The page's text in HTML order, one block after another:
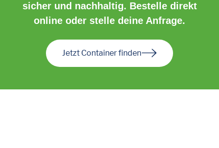
sicher und nachhaltig. Bestelle direkt
online oder stelle deine Anfrage.
Jetzt Container finden